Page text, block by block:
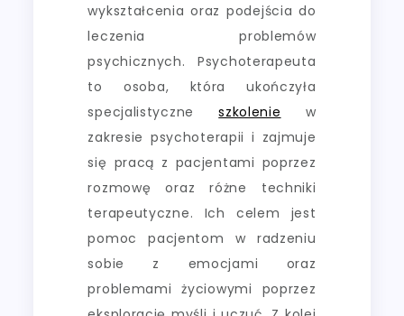
wykształcenia oraz podejścia do
leczenia problemów
psychicznych. Psychoterapeuta
to osoba, która ukończyła
specjalistyczneszkolenie w
zakresie psychoterapii i zajmuje
się pracą z pacjentami poprzez
rozmowę oraz różne techniki
terapeutyczne. Ich celem jest
pomoc pacjentom w radzeniu
sobie z emocjami oraz
problemami życiowymi poprzez